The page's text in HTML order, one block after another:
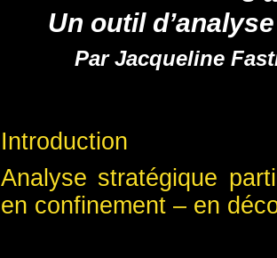
Un outil
Par Jacqueline
Introduction
Analyse stratégique
en confinement – en